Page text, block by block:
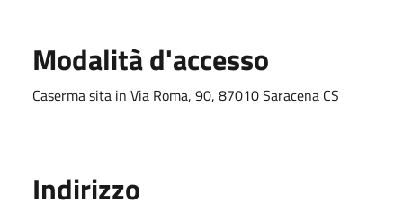
Modalità d'accesso
Caserma sita in Via Roma, 90, 87010 Saracena CS
Indirizzo